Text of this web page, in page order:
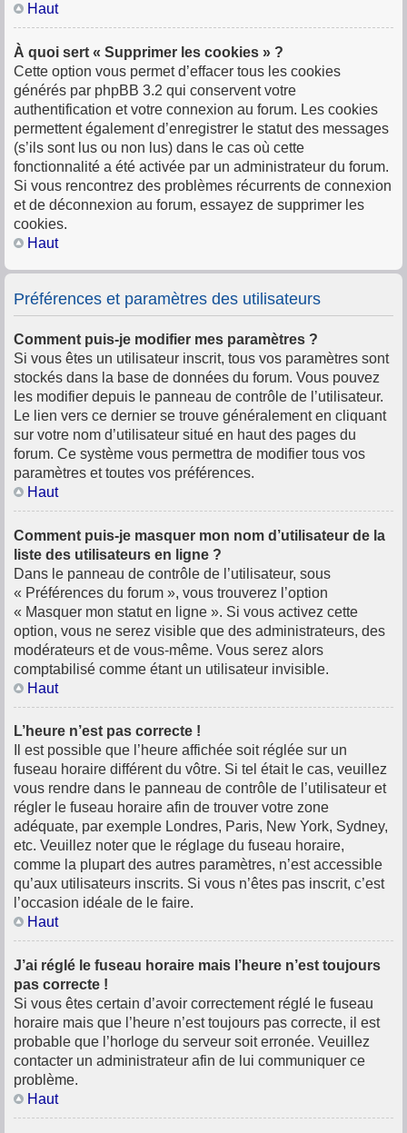
Haut
À quoi sert « Supprimer les cookies » ?
Cette option vous permet d’effacer tous les cookies
générés par phpBB 3.2 qui conservent votre
authentification et votre connexion au forum. Les cookies
permettent également d’enregistrer le statut des messages
(s’ils sont lus ou non lus) dans le cas où cette
fonctionnalité a été activée par un administrateur du forum.
Si vous rencontrez des problèmes récurrents de connexion
et de déconnexion au forum, essayez de supprimer les
cookies.
Haut
Préférences et paramètres des utilisateurs
Comment puis-je modifier mes paramètres ?
Si vous êtes un utilisateur inscrit, tous vos paramètres sont
stockés dans la base de données du forum. Vous pouvez
les modifier depuis le panneau de contrôle de l’utilisateur.
Le lien vers ce dernier se trouve généralement en cliquant
sur votre nom d’utilisateur situé en haut des pages du
forum. Ce système vous permettra de modifier tous vos
paramètres et toutes vos préférences.
Haut
Comment puis-je masquer mon nom d’utilisateur de la
liste des utilisateurs en ligne ?
Dans le panneau de contrôle de l’utilisateur, sous
« Préférences du forum », vous trouverez l’option
« Masquer mon statut en ligne ». Si vous activez cette
option, vous ne serez visible que des administrateurs, des
modérateurs et de vous-même. Vous serez alors
comptabilisé comme étant un utilisateur invisible.
Haut
L’heure n’est pas correcte !
Il est possible que l’heure affichée soit réglée sur un
fuseau horaire différent du vôtre. Si tel était le cas, veuillez
vous rendre dans le panneau de contrôle de l’utilisateur et
régler le fuseau horaire afin de trouver votre zone
adéquate, par exemple Londres, Paris, New York, Sydney,
etc. Veuillez noter que le réglage du fuseau horaire,
comme la plupart des autres paramètres, n’est accessible
qu’aux utilisateurs inscrits. Si vous n’êtes pas inscrit, c’est
l’occasion idéale de le faire.
Haut
J’ai réglé le fuseau horaire mais l’heure n’est toujours
pas correcte !
Si vous êtes certain d’avoir correctement réglé le fuseau
horaire mais que l’heure n’est toujours pas correcte, il est
probable que l’horloge du serveur soit erronée. Veuillez
contacter un administrateur afin de lui communiquer ce
problème.
Haut